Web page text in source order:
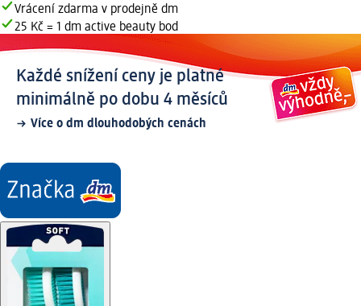
Vrácení zdarma v prodejně dm
25 Kč = 1 dm active beauty bod
Každé snížení ceny je platné
minimálně po dobu 4 měsíců
Více o dm dlouhodobých cenách